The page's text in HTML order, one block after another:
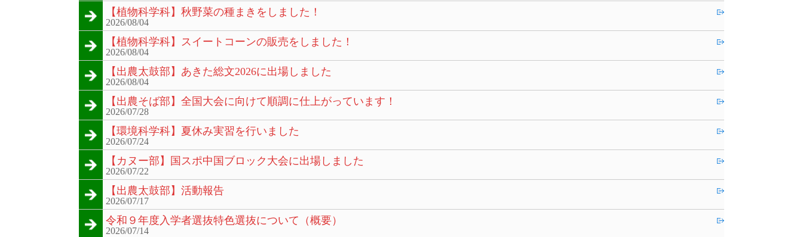
【植物科学科】秋野菜の種まきをしました！
2026/08/04
【植物科学科】スイートコーンの販売をしました！
2026/08/04
【出農太鼓部】あきた総文2026に出場しました
2026/08/04
【出農そば部】全国大会に向けて順調に仕上がっています！
2026/07/28
【環境科学科】夏休み実習を行いました
2026/07/24
【カヌー部】国スポ中国ブロック大会に出場しました
2026/07/22
【出農太鼓部】活動報告
2026/07/17
令和９年度入学者選抜特色選抜について（概要）
2026/07/14